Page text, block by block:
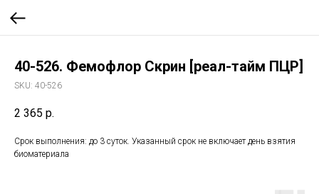
40-526. Фемофлор Скрин [реал-тайм ПЦР]
SKU: 40-526
2 365 р.
Срок выполнения: до 3 суток. Указанный срок не включает день взятия
биоматериала